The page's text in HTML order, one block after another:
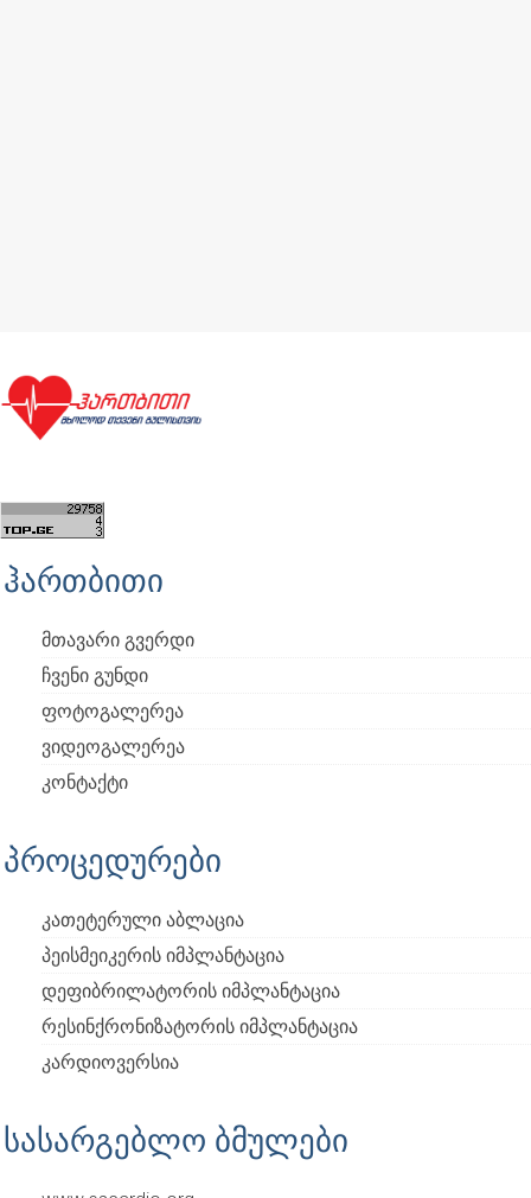
ჰართბითი
მთავარი გვერდი
ჩვენი გუნდი
ფოტოგალერეა
ვიდეოგალერეა
კონტაქტი
პროცედურები
კათეტერული აბლაცია
პეისმეიკერის იმპლანტაცია
დეფიბრილატორის იმპლანტაცია
რესინქრონიზატორის იმპლანტაცია
კარდიოვერსია
სასარგებლო ბმულები